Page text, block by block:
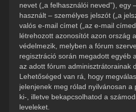
nevet („a felhasználói neved”), egy
használt – személyes jelszót („a
valós e-mail címet („az e-mail
létrehozott azonosítót azon ország
védelmezik, melyben a fórum
regisztráció során megadott egyéb
az adott fórum adminisztrátorainak
Lehetőséged van rá, hogy
jelenjenek meg rólad nyilvánosan a
ki-, illetve bekapcsolhatod a
leveleket.